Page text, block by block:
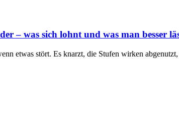
– was sich lohnt und was man besser
etwas stört. Es knarzt, die Stufen wirken